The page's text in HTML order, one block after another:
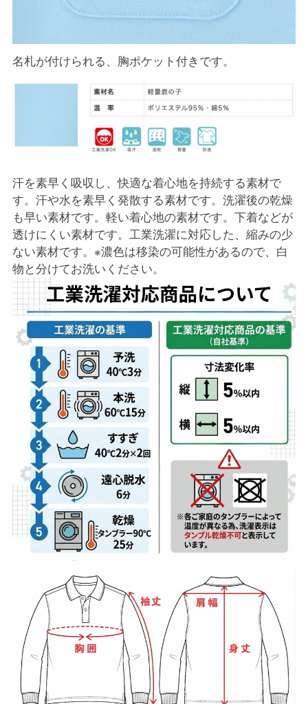
名札が付けられる、胸ポケット付きです。
汗を素早く吸収し、快適な着心地を持続する素材で
す。汗や水を素早く発散する素材です。洗濯後の乾燥
も早い素材です。軽い着心地の素材です。下着などが
透けにくい素材です。工業洗濯に対応した、縮みの少
ない素材です。※濃色は移染の可能性があるので、白
物と分けてお洗いください。